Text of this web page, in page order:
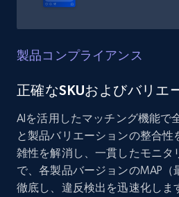
製品コンプライアンス
正確なSKUおよびバリエ
AIを活用したマッチング機能で
と製品バリエーションの整合性
雑性を解消し、一貫したモニタ
で、各製品バージョンのMAP
徹底し、違反検出を迅速化しま